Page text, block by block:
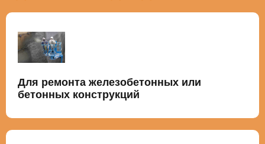
Для ремонта железобетонных или
бетонных конструкций